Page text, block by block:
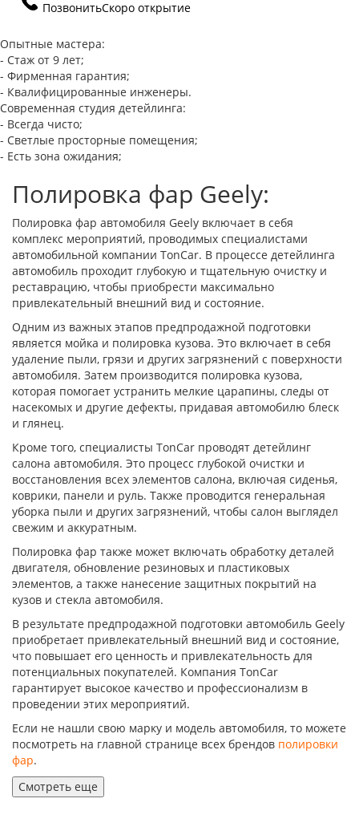
ПозвонитьСкоро открытие
Опытные мастера:
- Стаж от 9 лет;
- Фирменная гарантия;
- Квалифицированные инженеры.
Современная студия детейлинга:
- Всегда чисто;
- Светлые просторные помещения;
- Есть зона ожидания;
Полировка фар Geely:
Полировка фар автомобиля Geely включает в себя
комплекс мероприятий, проводимых специалистами
автомобильной компании TonCar. В процессе детейлинга
автомобиль проходит глубокую и тщательную очистку и
реставрацию, чтобы приобрести максимально
привлекательный внешний вид и состояние.
Одним из важных этапов предпродажной подготовки
является мойка и полировка кузова. Это включает в себя
удаление пыли, грязи и других загрязнений с поверхности
автомобиля. Затем производится полировка кузова,
которая помогает устранить мелкие царапины, следы от
насекомых и другие дефекты, придавая автомобилю блеск
и глянец.
Кроме того, специалисты TonCar проводят детейлинг
салона автомобиля. Это процесс глубокой очистки и
восстановления всех элементов салона, включая сиденья,
коврики, панели и руль. Также проводится генеральная
уборка пыли и других загрязнений, чтобы салон выглядел
свежим и аккуратным.
Полировка фар также может включать обработку деталей
двигателя, обновление резиновых и пластиковых
элементов, а также нанесение защитных покрытий на
кузов и стекла автомобиля.
В результате предпродажной подготовки автомобиль Geely
приобретает привлекательный внешний вид и состояние,
что повышает его ценность и привлекательность для
потенциальных покупателей. Компания TonCar
гарантирует высокое качество и профессионализм в
проведении этих мероприятий.
Если не нашли свою марку и модель автомобиля, то можете
посмотреть на главной странице всех брендов полировки
фар.
Смотреть еще